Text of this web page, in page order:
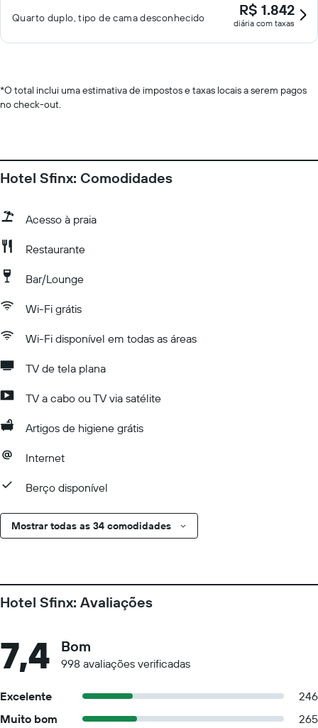
Quarto duplo, tipo de cama desconhecido R$ 1.842
diária com taxas
*O total inclui uma estimativa de impostos e taxas locais a serem pagos
no check-out.
Hotel Sfinx: Comodidades
Acesso à praia
Restaurante
Bar/Lounge
Wi-Fi grátis
Wi-Fi disponível em todas as áreas
TV de tela plana
TV a cabo ou TV via satélite
Artigos de higiene grátis
Internet
Berço disponível
Mostrar todas as 34 comodidades
Hotel Sfinx: Avaliações
7,4 Bom
998 avaliações verificadas
Excelente
246
Muito bom
265